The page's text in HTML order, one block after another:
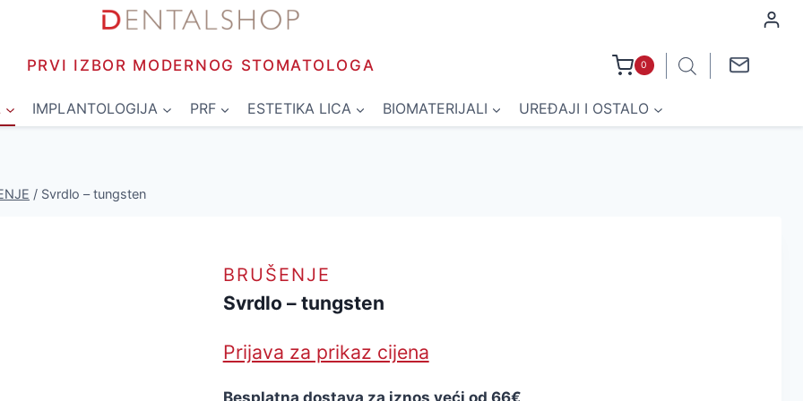
PRVI IZBOR MODERNOG STOMATOLOGA 0
IMPLANTOLOGIJA PRF ESTETIKA LICA BIOMATERIJALI UREĐAJI I OSTALO
/ Svrdlo – tungsten
BRUŠENJE
Svrdlo – tungsten
Prijava za prikaz cijena
Besplatna dostava za iznos veći od 66€